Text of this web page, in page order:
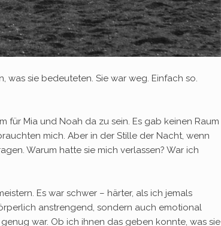
was sie bedeuteten. Sie war weg. Einfach so.
für Mia und Noah da zu sein. Es gab keinen Raum
mich. Aber in der Stille der Nacht, wenn
Warum hatte sie mich verlassen? War ich
Es war schwer – härter, als ich jemals
anstrengend, sondern auch emotional
war. Ob ich ihnen das geben konnte, was sie